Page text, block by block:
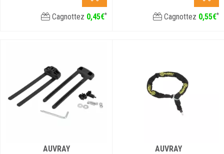
Cagnottez 0,45€* Cagnottez 0,55€*
AUVRAY
AUVRAY